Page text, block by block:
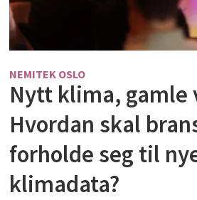
NEMITEK OSLO
Nytt klima, gamle
Hvordan skal
forholde seg til
klimadata?